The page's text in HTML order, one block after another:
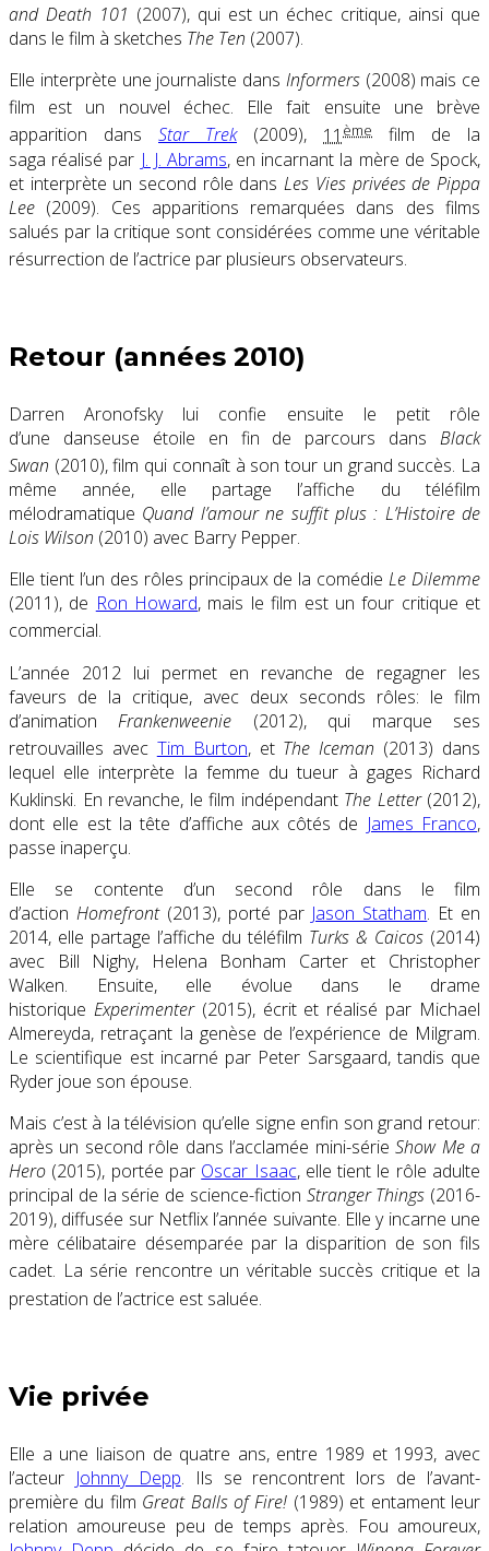
and Death 101 (2007), qui est un échec critique, ainsi que
dans le film à sketches The Ten (2007).
Elle interprète une journaliste dans Informers(2008) mais ce
film est un nouvel échec. Elle fait ensuite une brève
apparition dans Star Trek(2009), 11 ème
film de la
saga réalisé par J. J. Abrams, en incarnant la mère de Spock,
et interprète un second rôle dansLes Vies privées de Pippa
Lee (2009). Ces apparitions remarquées dans des films
salués par la critique sont considérées comme une véritable
résurrection de l’actrice par plusieurs observateurs.
Retour (années 2010)
Darren Aronofsky lui confie ensuite le petit rôle
d’une danseuse étoile en fin de parcours dans Black
Swan (2010), film qui connaît à son tour un grand succès. La
même année, elle partage l’affiche du téléfilm
mélodramatique Quand l’amour ne suffit plus : L’Histoire de
Lois Wilson (2010) avec Barry Pepper.
Elle tient l’un des rôles principaux de la comédieLe Dilemme
(2011), de Ron Howard, mais le film est un four critique et
commercial.
L’année 2012 lui permet en revanche de regagner les
faveurs de la critique, avec deux seconds rôles: le film
d’animationFrankenweenie (2012), qui marque ses
retrouvailles avec Tim Burton, et The Iceman (2013) dans
lequel elle interprète la femme du tueur à gages Richard
Kuklinski. En revanche, le film indépendant The Letter (2012),
dont elle est la tête d’affiche aux côtés de James Franco,
passe inaperçu.
Elle se contente d’un second rôle dans le film
d’action Homefront (2013), porté par Jason Statham. Et en
2014, elle partage l’affiche du téléfilm Turks & Caicos (2014)
avec Bill Nighy, Helena Bonham Carter et Christopher
Walken. Ensuite, elle évolue dans le drame
historique Experimenter (2015), écrit et réalisé par Michael
Almereyda, retraçant la genèse de l’expérience de Milgram.
Le scientifique est incarné par Peter Sarsgaard, tandis que
Ryder joue son épouse.
Mais c’est à la télévision qu’elle signe enfin son grand retour:
après un second rôle dans l’acclamée mini-sérieShow Me a
Hero (2015), portée par Oscar Isaac, elle tient le rôle adulte
principal de la série de science-fiction Stranger Things (2016-
2019), diffusée sur Netflix l’année suivante. Elle y incarne une
mère célibataire désemparée par la disparition de son fils
cadet. La série rencontre un véritable succès critique et la
prestation de l’actrice est saluée.
Vie privée
Elle a une liaison de quatre ans, entre 1989 et 1993, avec
l’acteur Johnny Depp. Ils se rencontrent lors de l’avant-
première du film Great Balls of Fire! (1989) et entament leur
relation amoureuse peu de temps après. Fou amoureux,